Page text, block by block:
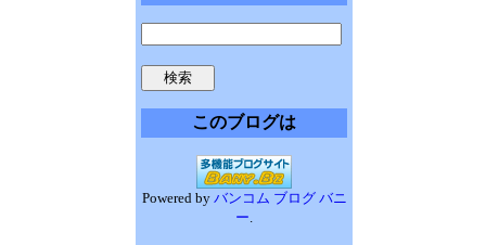
このブログは
Powered by バンコム ブログ バニ
ー.